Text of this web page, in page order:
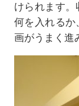
けられます
何を入れるか
画がうまく進